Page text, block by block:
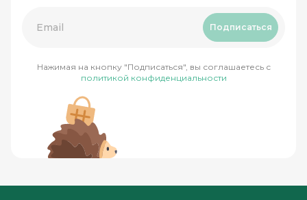
Подписаться
Нажимая на кнопку "Подписаться", вы соглашаетесь с
политикой конфиденциальности